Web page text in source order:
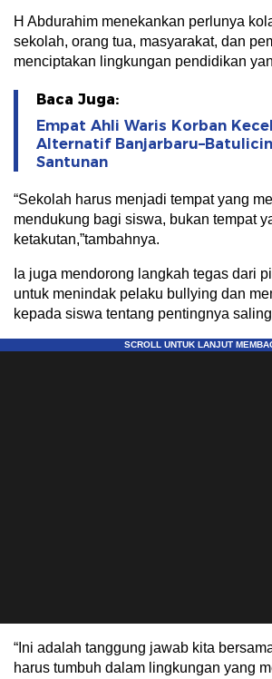
H Abdurahim menekankan perlunya
sekolah, orang tua, masyarakat, dan
menciptakan lingkungan pendidikan
Baca Juga:
Empat Ahli Waris Korban
Alternatif
Santunan
“Sekolah harus menjadi tempat yang
mendukung bagi siswa, bukan tempat
ketakutan,”tambahnya.
Ia juga mendorong langkah tegas dari
untuk menindak pelaku bullying dan
kepada siswa tentang pentingnya
“Ini adalah tanggung jawab kita
harus tumbuh dalam lingkungan yang